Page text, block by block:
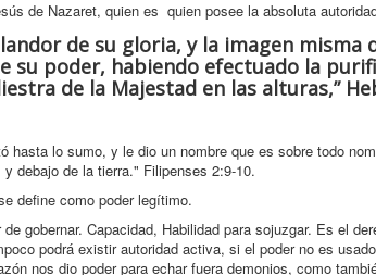
de Nazaret, quien es quien posee la absoluta
de su gloria, y la imagen
su poder, habiendo efectuado la
de la Majestad en las alturas,”
hasta lo sumo, y le dio un nombre que es sobre todo
debajo de la tierra." Filipenses 2:9-10.
define como poder legítimo.
gobernar. Capacidad, Habilidad para sojuzgar. Es el
podrá existir autoridad activa, si el poder no es
nos dio poder para echar fuera demonios, como